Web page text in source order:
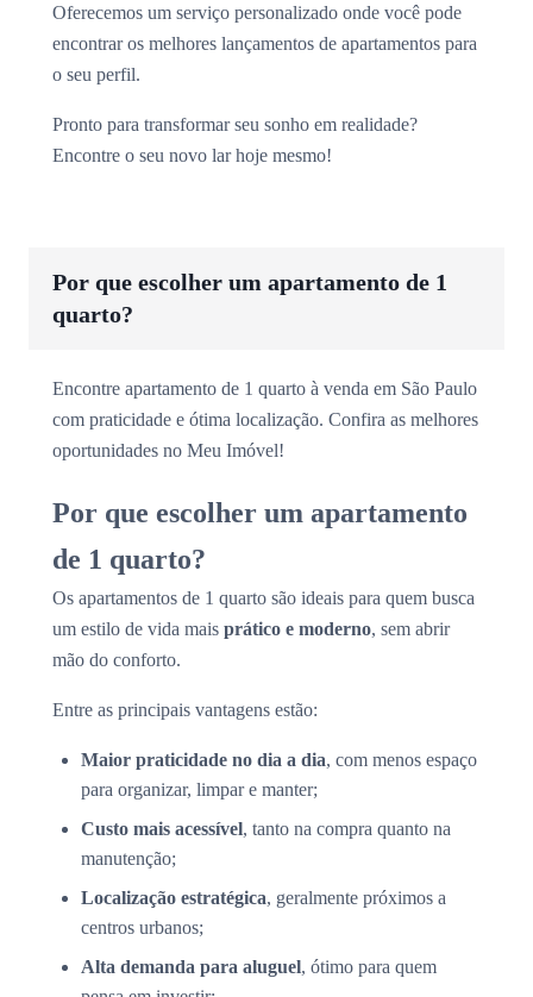
Oferecemos um serviço personalizado onde você pode
encontrar os melhores lançamentos de apartamentos para
o seu perfil.
Pronto para transformar seu sonho em realidade?
Encontre o seu novo lar hoje mesmo!
Por que escolher um apartamento de 1
quarto?
Encontre apartamento de 1 quarto à venda em São Paulo
com praticidade e ótima localização. Confira as melhores
oportunidades no Meu Imóvel!
Por que escolher um apartamento
de 1 quarto?
Os apartamentos de 1 quarto são ideais para quem busca
um estilo de vida mais prático e moderno, sem abrir
mão do conforto.
Entre as principais vantagens estão:
Maior praticidade no dia a dia, com menos espaço
para organizar, limpar e manter;
Custo mais acessível, tanto na compra quanto na
manutenção;
Localização estratégica, geralmente próximos a
centros urbanos;
Alta demanda para aluguel, ótimo para quem